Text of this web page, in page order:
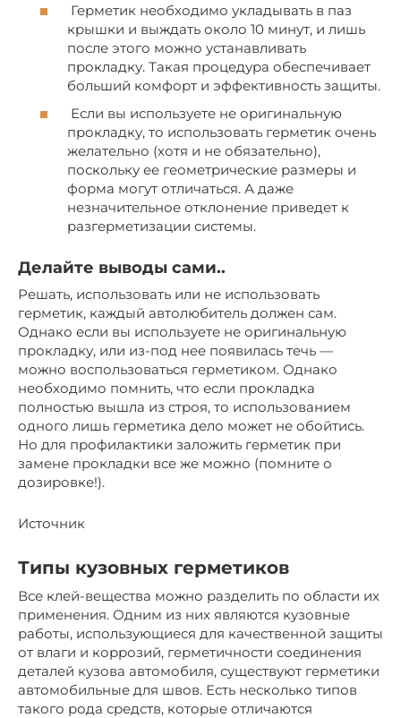
Герметик необходимо укладывать в паз
крышки и выждать около 10 минут, и лишь
после этого можно устанавливать
прокладку. Такая процедура обеспечивает
больший комфорт и эффективность защиты.
Если вы используете не оригинальную
прокладку, то использовать герметик очень
желательно (хотя и не обязательно),
поскольку ее геометрические размеры и
форма могут отличаться. А даже
незначительное отклонение приведет к
разгерметизации системы.
Делайте выводы сами..
Решать, использовать или не использовать
герметик, каждый автолюбитель должен сам.
Однако если вы используете не оригинальную
прокладку, или из-под нее появилась течь —
можно воспользоваться герметиком. Однако
необходимо помнить, что если прокладка
полностью вышла из строя, то использованием
одного лишь герметика дело может не обойтись.
Но для профилактики заложить герметик при
замене прокладки все же можно (помните о
дозировке!).
Источник
Типы кузовных герметиков
Все клей-вещества можно разделить по области их
применения. Одним из них являются кузовные
работы, использующиеся для качественной защиты
от влаги и коррозий, герметичности соединения
деталей кузова автомобиля, существуют герметики
автомобильные для швов. Есть несколько типов
такого рода средств, которые отличаются